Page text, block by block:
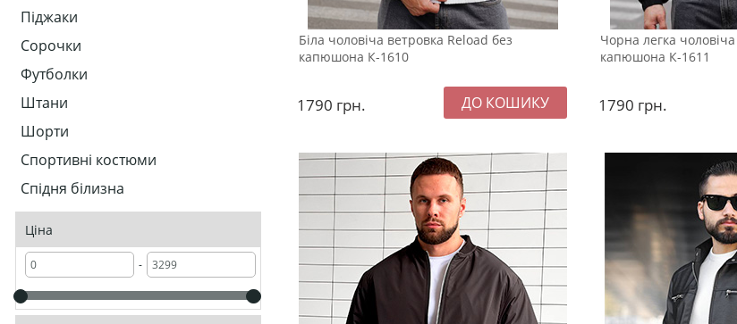
Піджаки
Сорочки
Футболки
Штани
Шорти
Спортивні костюми
Спідня білизна
Ціна
-
Біла чоловіча ветровка Reload без
капюшона К-1610
1790 грн.
Чорна легка
капюшона К-1611
1790 грн.